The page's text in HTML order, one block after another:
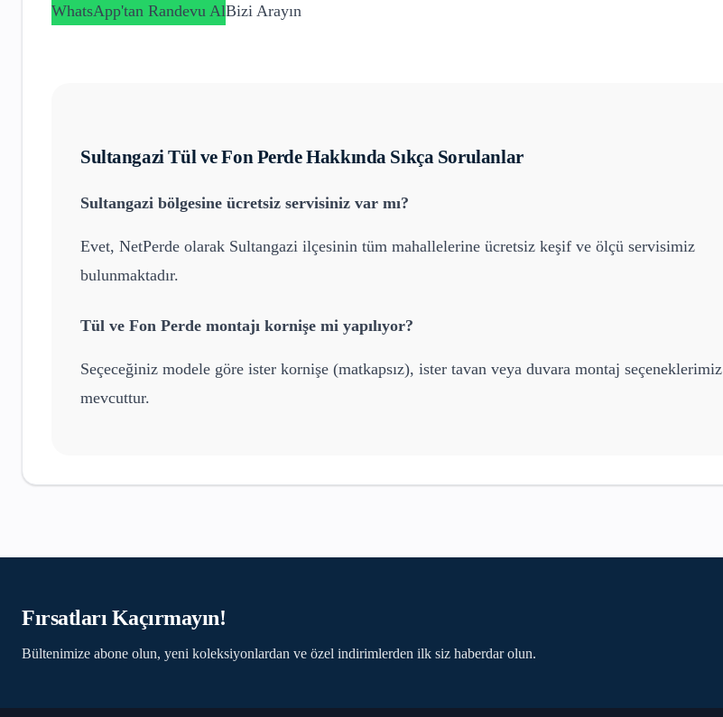
WhatsApp'tan Randevu AlBizi Arayın
SultangaziTül ve Fon PerdeHakkında Sıkça Sorulanlar
Sultangazi bölgesine ücretsiz servisiniz var mı?
Evet, NetPerde olarak Sultangazi ilçesinin tüm mahallelerine ücretsiz keşif ve ölçü servisimiz
bulunmaktadır.
Tül ve Fon Perde montajı kornişe mi yapılıyor?
Seçeceğiniz modele göre ister kornişe (matkapsız), ister tavan veya duvara montaj seçeneklerimiz
mevcuttur.
Fırsatları Kaçırmayın!
Bültenimize abone olun, yeni koleksiyonlardan ve özel indirimlerden ilk siz haberdar olun.